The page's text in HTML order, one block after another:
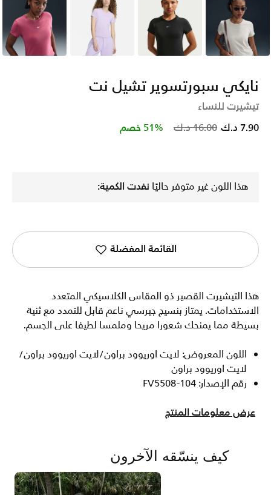
ايفوري أسود بنفسجي وردي
نايكي سبورتسوير تشيل نت
تيشيرت للنساء
Price reduced from
16.00 د.ك to 7.90 د.ك 51% خصم
هذا اللون غير متوفر حاليًا نفدت الكمية:
القائمة المفضلة
هذا التيشيرت القصير ذو المقاس الكلاسيكي المتعدد
الاستخدامات. يمتاز بنسيج جيرسي ناعم قابل للتمدد مع ثنية
بسيطة مما يمنحك شعورا مريحا وملمسا لطيفا على الجسم.
اللون المعروض: لايت اوريوود براون/لايت اوريوود براون/
لايت اوريوود براون
رقم الإصدار: FV5508-104
عرض معلومات المنتج